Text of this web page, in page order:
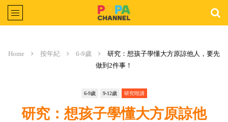
Home 按年紀 6-9歲
研究：想孩子學懂大方原諒他人，要先
做到2件事！
6-9歲 9-12歲 研究咁講
研究：想孩子學懂大方原諒他